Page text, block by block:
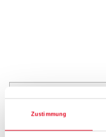
Zustimmung
Produkteigenschaft